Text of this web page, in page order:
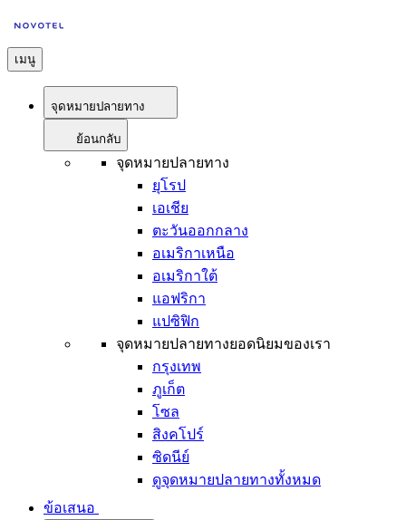
เมนู
จุดหมายปลายทาง
ย้อนกลับ
จุดหมายปลายทาง
ยุโรป
เอเชีย
ตะวันออกกลาง
อเมริกาเหนือ
อเมริกาใต้
แอฟริกา
แปซิฟิก
จุดหมายปลายทางยอดนิยมของเรา
กรุงเทพ
ภูเก็ต
โซล
สิงคโปร์
ซิดนีย์
ดูจุดหมายปลายทางทั้งหมด
ข้อเสนอ